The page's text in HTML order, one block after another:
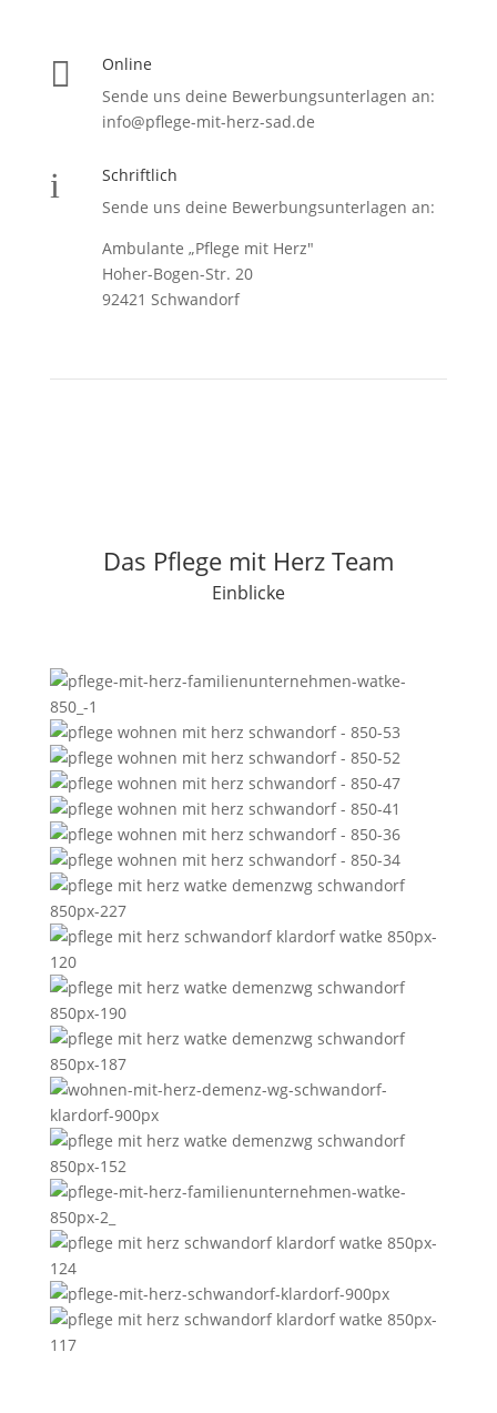

Online
Sende uns deine Bewerbungsunterlagen an:
info@pflege-mit-herz-sad.de
i
Schriftlich
Sende uns deine Bewerbungsunterlagen an:
Ambulante „Pflege mit Herz"
Hoher-Bogen-Str. 20
92421 Schwandorf
Das Pflege mit Herz Team
Einblicke